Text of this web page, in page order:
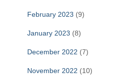
February 2023 (9)
January 2023 (8)
December 2022 (7)
November 2022 (10)